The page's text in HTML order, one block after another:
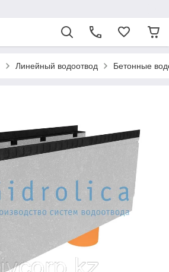
Линейный водоотвод Бетонные